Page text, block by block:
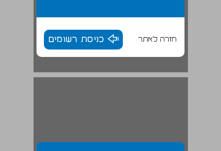
חזרה לאתר כניסת רשומים
ב. הגותו של בובר כיצירה מיסטית ... 21